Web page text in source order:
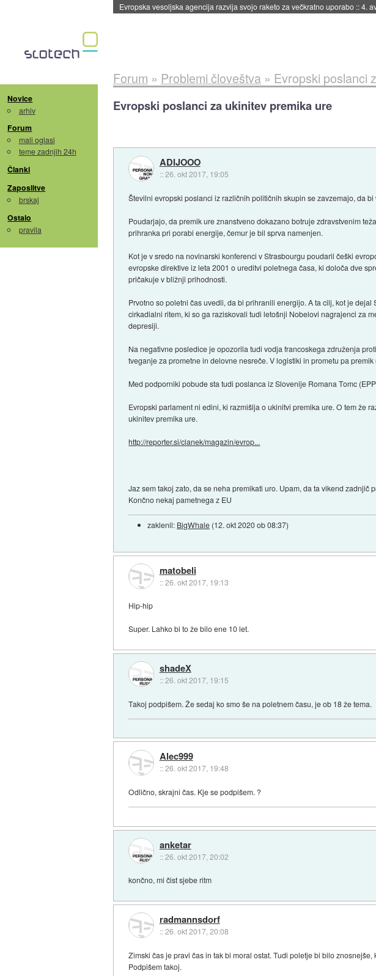
Evropska vesoljska agencija razvija svojo raketo za večkratno uporabo ::4.
Novice
arhiv
Forum
mali oglasi
teme zadnjih 24h
Članki
Zaposlitve
brskaj
Ostalo
pravila
Forum » Problemi človeštva» Evropski poslanci
Evropski poslanci za ukinitev premika ure
ADIJOOO
::26. okt 2017, 19:05
Številni evropski poslanci iz različnih političnih skupin se zavzemajo, da
Poudarjajo, da premik ure znanstveno dokazano botruje zdravstvenim
prihranka pri porabi energije, čemur je bil sprva namenjen.
Kot je v sredo na novinarski konferenci v Strasbourgu poudaril češki
evropske direktive iz leta 2001 o ureditvi poletnega časa, ki določa dve
pričakuje v bližnji prihodnosti.
Prvotno so poletni čas uvedli, da bi prihranili energijo. A ta cilj, kot je
cirkadialni ritem, ki so ga raziskovali tudi letošnji Nobelovi nagrajenci za
depresiji.
Na negativne posledice je opozorila tudi vodja francoskega združenja
tveganje za prometne in delovne nesreče. V logistiki in prometu pa
Med podporniki pobude sta tudi poslanca iz Slovenije Romana Tomc
Evropski parlament ni edini, ki razmišlja o ukinitvi premika ure. O tem že
ukinitev premika ure.
http://reporter.si/clanek/magazin/evrop...
Jaz sem takoj zato, da se neha premikati uro. Upam, da ta vikend zadnjič
Končno nekaj pametnega z EU
zaklenil: BigWhale (12. okt 2020 ob 08:37)
matobeli
::26. okt 2017, 19:13
Hip-hip
Super. Lahko bi to že bilo ene 10 let.
shadeX
::26. okt 2017, 19:15
Takoj podpišem. Že sedaj ko smo še na poletnem času, je ob 18 že tema.
Alec999
::26. okt 2017, 19:48
Odlično, skrajni čas. Kje se podpišem. ?
anketar
::26. okt 2017, 20:02
končno, mi čist sjebe ritm
radmannsdorf
::26. okt 2017, 20:08
Zimski čas je pravi čas in tak bi moral ostat. Tudi poletje bi bilo
Podpišem takoj.